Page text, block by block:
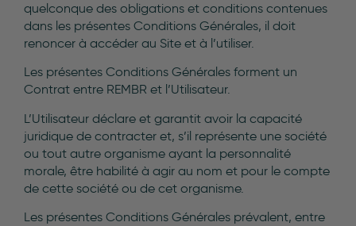
quelconque des obligations et conditions contenues
dans les présentes Conditions Générales, il doit
renoncer à accéder au Site et à l’utiliser.
Les présentes Conditions Générales forment un
Contrat entre REMBR et l’Utilisateur.
L’Utilisateur déclare et garantit avoir la capacité
juridique de contracter et, s’il représente une société
ou tout autre organisme ayant la personnalité
morale, être habilité à agir au nom et pour le compte
de cette société ou de cet organisme.
Les présentes Conditions Générales prévalent, entre